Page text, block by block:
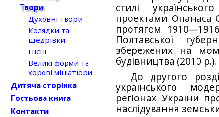
стилі
проектами Опанаса
протягом
Полтавської
збережених на
будівництва (2010 р.).
До другого
українського
регіонах України
наслідування
Твори
Духовні твори
Колядки та
щедрівки
Пісні
Великі форми та
хорові мініатюри
Дитяча сторінка
Гостьова книга
Контакти